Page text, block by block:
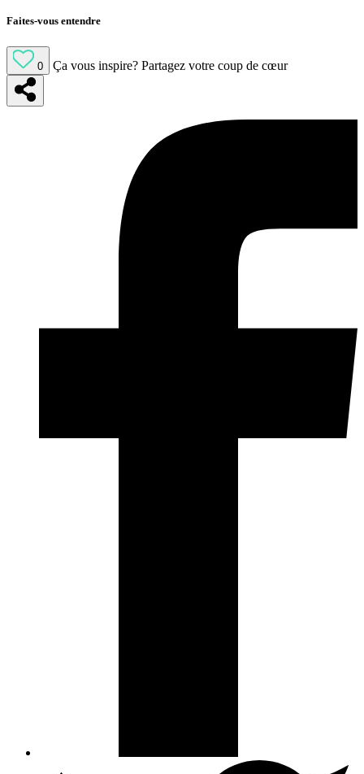
Faites-vous entendre
0 Ça vous inspire? Partagez votre coup de cœur